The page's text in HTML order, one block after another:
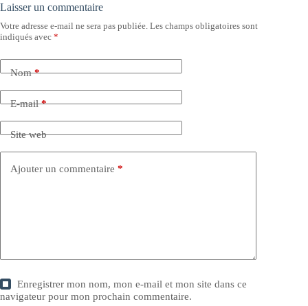
Laisser un commentaire
Votre adresse e-mail ne sera pas publiée. Les champs obligatoires sont
indiqués avec *
Nom*
E-mail*
Site web
Ajouter un commentaire *
Enregistrer mon nom, mon e-mail et mon site dans ce
navigateur pour mon prochain commentaire.